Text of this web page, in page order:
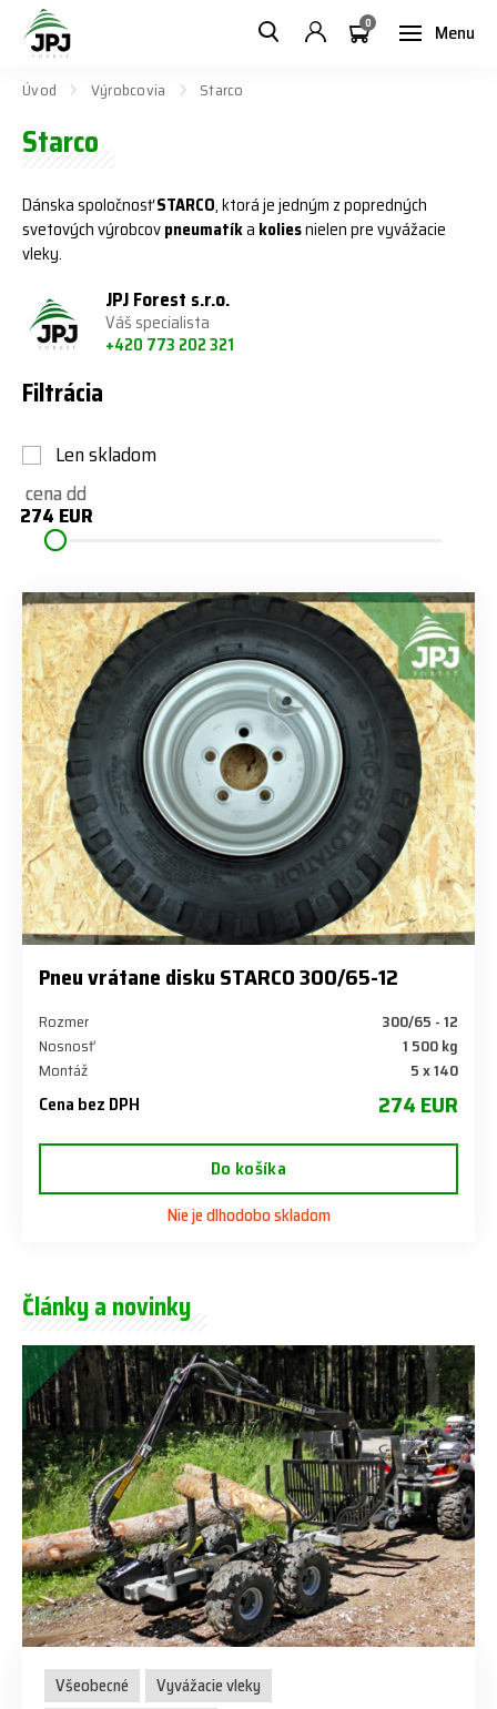
Menu
0
Úvod Výrobcovia Starco
Starco
Dánska spoločnosťSTARCO, ktorá je jedným z popredných
svetových výrobcovpneumatíka koliesnielen pre vyvážacie
vleky.
JPJ Forest s.r.o.
Váš specialista
+420 773 202 321
Filtrácia
Len skladom
cena od
274 EUR
cena do
274 EUR
Pneu vrátane disku STARCO 300/65-12
Rozmer
300/65 - 12
Nosnosť
1 500 kg
Montáž
5 x 140
Cena bez DPH 274 EUR
Do košíka
Nie je dlhodobo skladom
Články a novinky
Všeobecné
Vyvážacie vleky